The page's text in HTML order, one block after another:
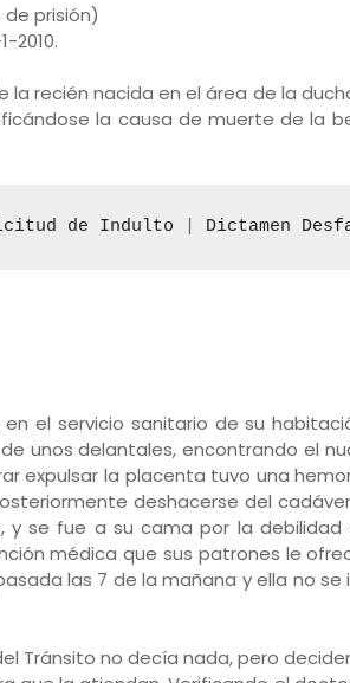
prisión)
2010.
la recién nacida en el área de la
la causa de muerte de la
de Indulto Dictamen
el servicio sanitario de su
unos delantales, encontrando el
expulsar la placenta tuvo una
deshacerse del
se fue a su cama por la debilidad
médica que sus patrones le
las 7 de la mañana y ella no se
Tránsito no decía nada, pero